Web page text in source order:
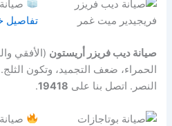
تفاصيل
صيانة ديب فريزر أريستون (الأفقي
الحمراء، ضعف التجميد، وتكون
النصر. اتصل بنا على 19418
.